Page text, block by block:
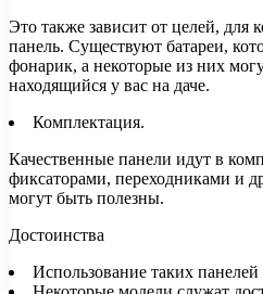
Это также зависит от целей, для
панель. Существуют батареи,
фонарик, а некоторые из них
находящийся у вас на даче.
Комплектация.
Качественные панели идут в
фиксаторами, переходниками и
могут быть полезны.
Достоинства
Использование таких